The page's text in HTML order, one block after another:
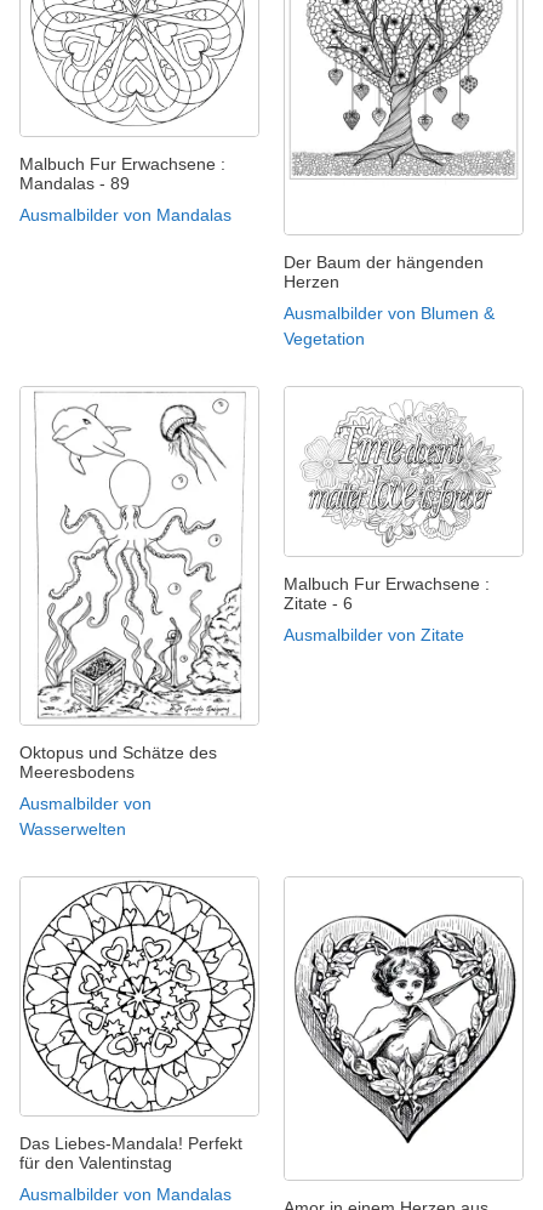
Malbuch Fur Erwachsene :
Mandalas - 89
Ausmalbilder von Mandalas
Der Baum der hängenden
Herzen
Ausmalbilder von Blumen &
Vegetation
Oktopus und Schätze des
Meeresbodens
Ausmalbilder von
Wasserwelten
Malbuch Fur Erwachsene :
Zitate - 6
Ausmalbilder von Zitate
Das Liebes-Mandala! Perfekt
für den Valentinstag
Ausmalbilder von Mandalas